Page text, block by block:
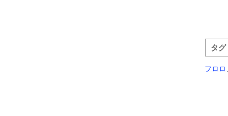
タグ
フロロ